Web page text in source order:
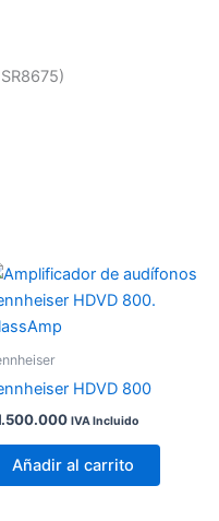
HDVD 800
IVA Incluido
Añadir al carrito